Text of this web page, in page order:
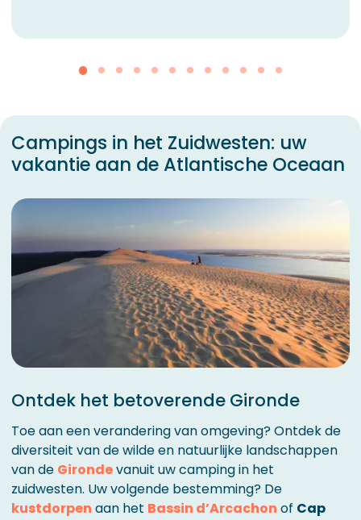
Campings in het Zuidwesten: uw
vakantie aan de Atlantische Oceaan
Ontdek het betoverende Gironde
Toe aan een verandering van omgeving? Ontdek de
diversiteit van de wilde en natuurlijke landschappen
van de Girondevanuit uw camping in het
zuidwesten. Uw volgende bestemming? De
kustdorpen aan het Bassin d’Arcachon of Cap